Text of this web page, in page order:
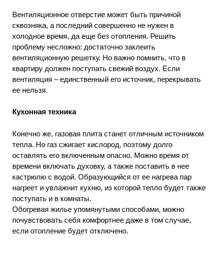
Вентиляционное отверстие может быть причиной
сквозняка, а последний совершенно не нужен в
холодное время, да еще без отопления. Решить
проблему несложно: достаточно заклеить
вентиляционную решетку. Но важно помнить, что в
квартиру должен поступать свежий воздух. Если
вентиляция – единственный его источник, перекрывать
ее нельзя.
Кухонная техника
Конечно же, газовая плита станет отличным источником
тепла. Но газ сжигает кислород, поэтому долго
оставлять его включенным опасно. Можно время от
времени включать духовку, а также поставить в нее
кастрюлю с водой. Образующийся от ее нагрева пар
нагреет и увлажнит кухню, из которой тепло будет также
поступать и в комнаты.
Обогревая жилье упомянутыми способами, можно
почувствовать себя комфортнее даже в том случае,
если отопление будет отключено.